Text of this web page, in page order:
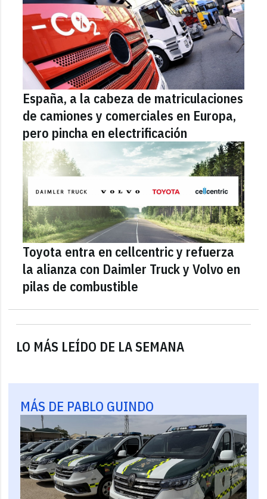
LO MÁS LEÍDO DE LA SEMANA
MÁS DE PABLO GUINDO
España, a la cabeza de matriculaciones
de camiones y comerciales en Europa,
pero pincha en electrificación
Toyota entra en cellcentric y refuerza
la alianza con Daimler Truck y Volvo en
pilas de combustible